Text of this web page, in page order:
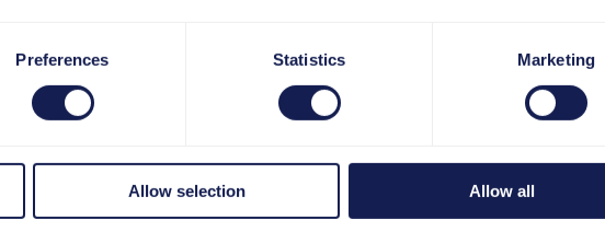
Preferences Statistics Marketing
Allow selection Allow all